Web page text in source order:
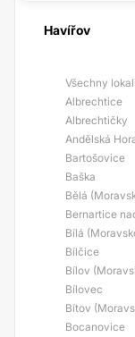
Havířov
Všechny
Albrechtice
Albrechtičky
Andělská
Bartošovice
Baška
Bělá
Bernartice
Bílá
Bílčice
Bílov
Bílovec
Bítov
Bocanovice